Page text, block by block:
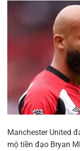
Manchester United
mộ tiền đạo Bryan